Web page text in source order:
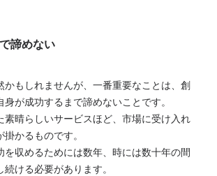
諦めない
かもしれませんが、一番重要なことは、創
が成功するまで諦めないことです。
素晴らしいサービスほど、市場に受け入れ
かるものです。
を収めるためには数年、時には数十年の間
ける必要があります。